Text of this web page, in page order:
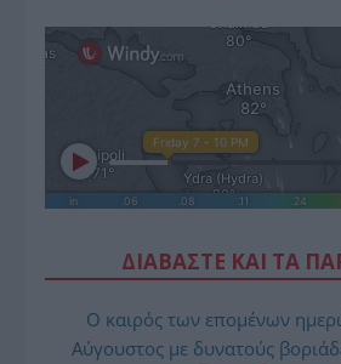
ΔΙΑΒΑΣΤΕ ΚΑΙ ΤΑ
Ο καιρός των επομένων
Αύγουστος με δυνατούς